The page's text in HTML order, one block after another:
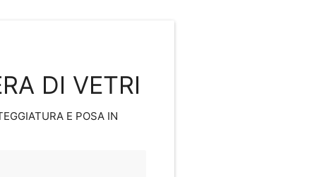
DI VETRI
E POSA IN